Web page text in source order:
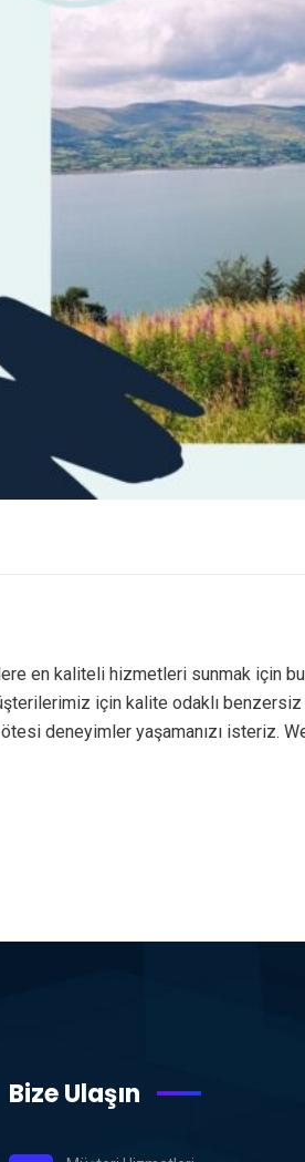
en kaliteli hizmetleri sunmak için
için kalite odaklı
deneyimler yaşamanızı isteriz.
Bize Ulaşın